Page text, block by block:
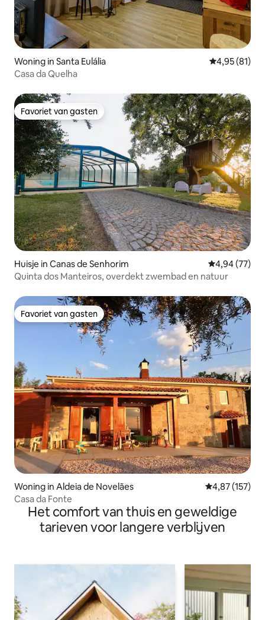
Woning in Santa Eulália Gemiddelde
4,95 (81)
Casa da Quelha
Favoriet van gasten
Favoriet van gasten
Huisje in Canas de Senhorim Gemiddelde
4,94 (77)
Quinta dos Manteiros, overdekt zwembad en natuur
Favoriet van gasten
Favoriet van gasten
Woning in Aldeia de Novelães Gemiddelde
4,87 (157)
Casa da Fonte
Het comfort van thuis en geweldige
tarieven voor langere verblijven